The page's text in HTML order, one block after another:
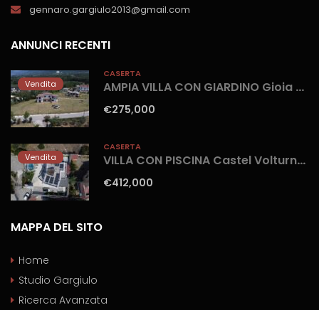
gennaro.gargiulo2013@gmail.com
ANNUNCI RECENTI
Vendita
CASERTA
AMPIA VILLA CON GIARDINO Gioia Sannitica
€275,000
Vendita
CASERTA
VILLA CON PISCINA Castel Volturno-Parco Europa
€412,000
MAPPA DEL SITO
Home
Studio Gargiulo
Ricerca Avanzata